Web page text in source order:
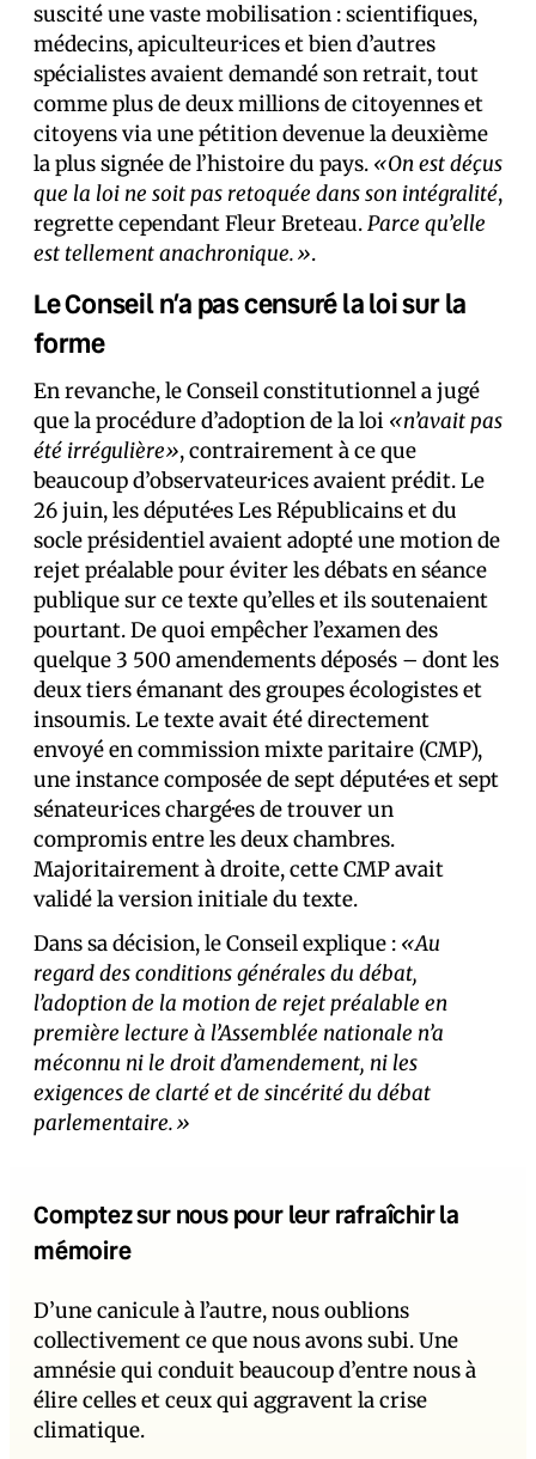
suscité une vaste mobilisation : scientifiques,
médecins, apiculteur·ices et bien d’autres
spécialistes avaient demandé son retrait, tout
comme plus de deux millions de citoyennes et
citoyens via une pétition devenue la deuxième
la plus signée de l’histoire du pays. «On est déçus
que la loi ne soit pas retoquée dans son intégralité,
regrette cependant Fleur Breteau.Parce qu’elle
est tellement anachronique.».
Le Conseil n’a pas censuré la loi sur la
forme
En revanche, le Conseil constitutionnel a jugé
que la procédure d’adoption de la loi «n’avait pas
été irrégulière», contrairement à ce que
beaucoup d’observateur·ices avaient prédit. Le
26 juin, les député·es Les Républicains et du
socle présidentiel avaient adopté une motion de
rejet préalable pour éviter les débats en séance
publique sur ce texte qu’elles et ils soutenaient
pourtant. De quoi empêcher l’examen des
quelque 3 500 amendements déposés – dont les
deux tiers émanant des groupes écologistes et
insoumis. Le texte avait été directement
envoyé en commission mixte paritaire (CMP),
une instance composée de sept député·es et sept
sénateur·ices chargé·es de trouver un
compromis entre les deux chambres.
Majoritairement à droite, cette CMP avait
validé la version initiale du texte.
Dans sa décision, le Conseil explique : «Au
regard des conditions générales du débat,
l’adoption de la motion de rejet préalable en
première lecture à l’Assemblée nationale n’a
méconnu ni le droit d’amendement, ni les
exigences de clarté et de sincérité du débat
parlementaire.»
Comptez sur nous pour leur rafraîchir la
mémoire
D’une canicule à l’autre, nous oublions
collectivement ce que nous avons subi. Une
amnésie qui conduit beaucoup d’entre nous à
élire celles et ceux qui aggravent la crise
climatique.